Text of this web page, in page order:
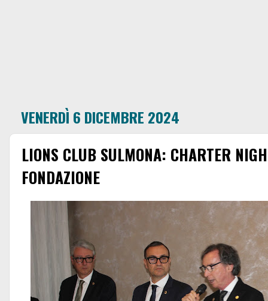
VENERDÌ 6 DICEMBRE 2024
LIONS CLUB SULMONA: CHARTER
FONDAZIONE